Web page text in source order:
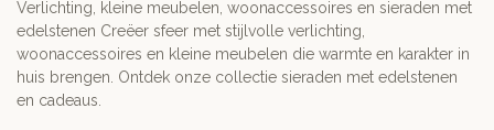
Verlichting, kleine meubelen, woonaccessoires en sieraden met
edelstenen Creëer sfeer met stijlvolle verlichting,
woonaccessoires en kleine meubelen die warmte en karakter in
huis brengen. Ontdek onze collectie sieraden met edelstenen
en cadeaus.